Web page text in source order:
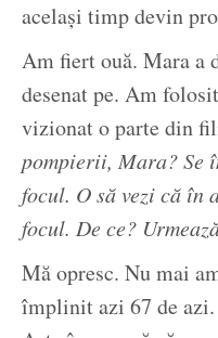
același timp devin
Am fiert ouă. Mara a
desenat pe. Am
vizionat o parte din
pompierii, Mara? Se
focul. O să vezi că în
focul. De ce?
Mă opresc. Nu mai
împlinit azi 67 de